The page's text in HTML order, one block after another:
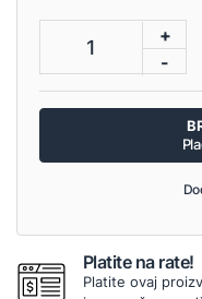
1
+
-
Platite na rate!
Platite ovaj